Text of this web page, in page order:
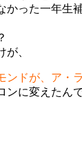
かった一年生
、
ンドが、ア・
に変えたんで